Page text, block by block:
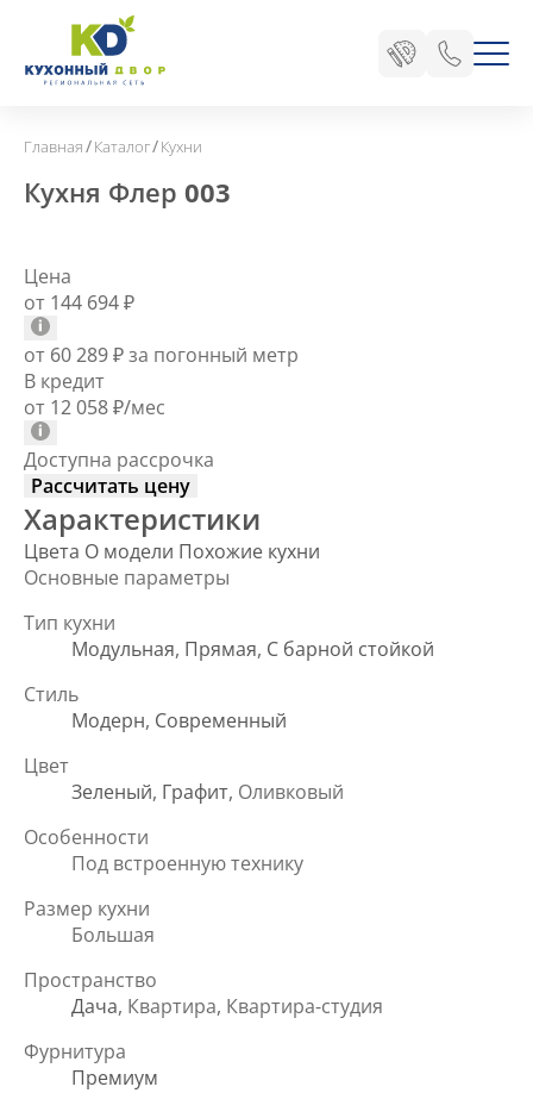
Главная/Каталог/Кухни
Кухня Флер 003
Цена
от 144 694₽
от 60 289₽за погонный метр
В кредит
от 12 058₽/мес
Доступна рассрочка
Рассчитать цену
Характеристики
Цвета О модели Похожие кухни
Основные параметры
Тип кухни
Модульная, Прямая, С барной стойкой
Стиль
Модерн, Современный
Цвет
Зеленый, Графит, Оливковый
Особенности
Под встроенную технику
Размер кухни
Большая
Пространство
Дача, Квартира, Квартира-студия
Фурнитура
Премиум